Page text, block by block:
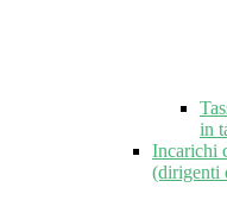
in
Incarichi
(dirigenti